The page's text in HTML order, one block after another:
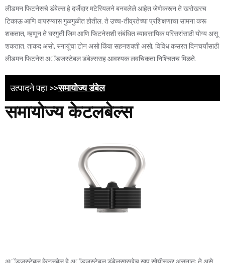
लीडमन फिटनेसचे डंबेल्स हे दर्जेदार मटेरियलने बनवलेले आहेत जेणेकरून ते खरोखरच
टिकाऊ आणि वापरण्यास गुळगुळीत होतील. ते उच्च-तीव्रतेच्या प्रशिक्षणाचा सामना करू
शकतात, म्हणून ते घरगुती जिम आणि फिटनेसशी संबंधित व्यावसायिक परिसरांसाठी योग्य असू
शकतात. ताकद असो, स्नायूंचा टोन असो किंवा सहनशक्ती असो; विविध कसरत दिनचर्यांसाठी
लीडमन फिटनेस अॅडजस्टेबल डंबेल्ससह आवश्यक लवचिकता निश्चितच मिळते.
उत्पादने पहा >>समायोज्य डंबेल
समायोज्य केटलबेल्स
अॅडजस्टेबल केटलबेल हे अॅडजस्टेबल डंबेलसारखेच खूप सोयीस्कर असतात; ते असे